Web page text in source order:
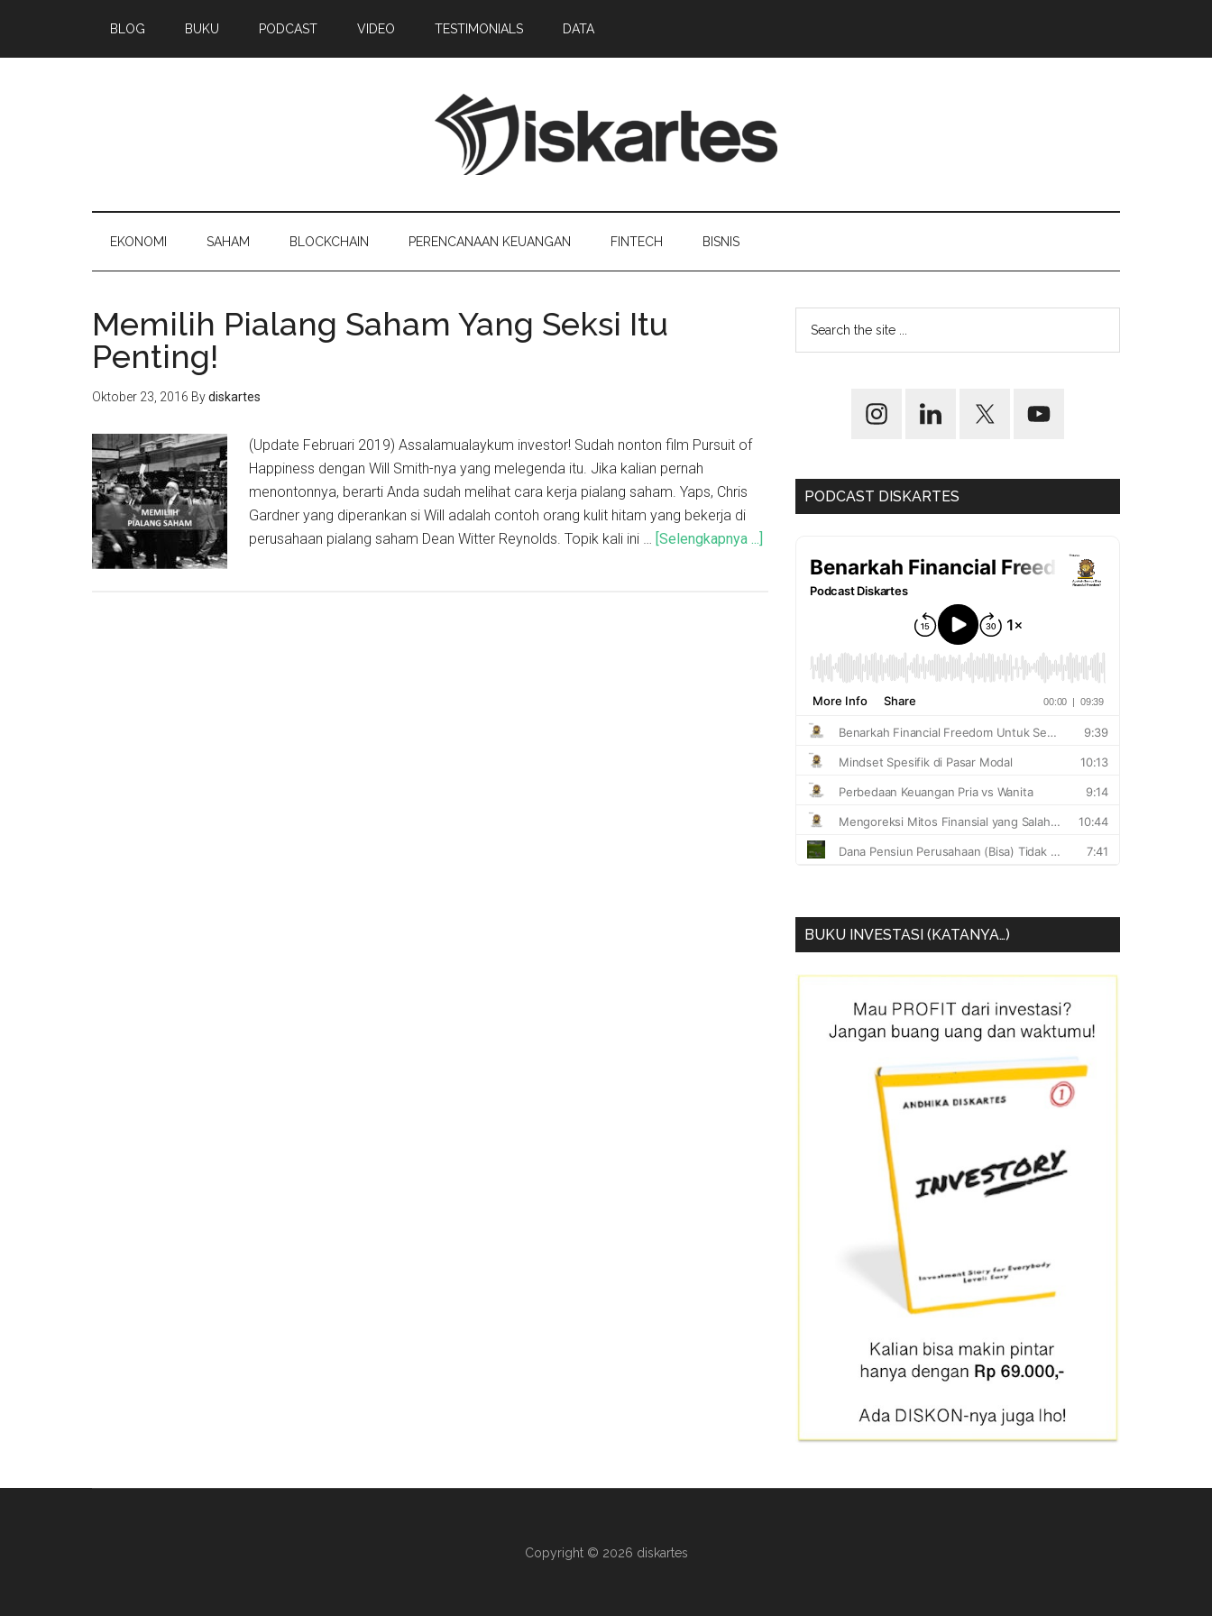
BLOG BUKU PODCAST VIDEO TESTIMONIALS DATA
EKONOMI SAHAM BLOCKCHAIN PERENCANAAN KEUANGAN FINTECH BISNIS
Memilih Pialang Saham Yang Seksi Itu
Penting!
Oktober 23, 2016 Bydiskartes
(Update Februari 2019) Assalamualaykum investor! Sudah nonton film Pursuit of
Happiness dengan Will Smith-nya yang melegenda itu. Jika kalian pernah
menontonnya, berarti Anda sudah melihat cara kerja pialang saham. Yaps, Chris
Gardner yang diperankan si Will adalah contoh orang kulit hitam yang bekerja di
perusahaan pialang saham Dean Witter Reynolds. Topik kali ini … [Selengkapnya ...]
PODCAST DISKARTES
BUKU INVESTASI (KATANYA…)
Copyright © 2026 diskartes